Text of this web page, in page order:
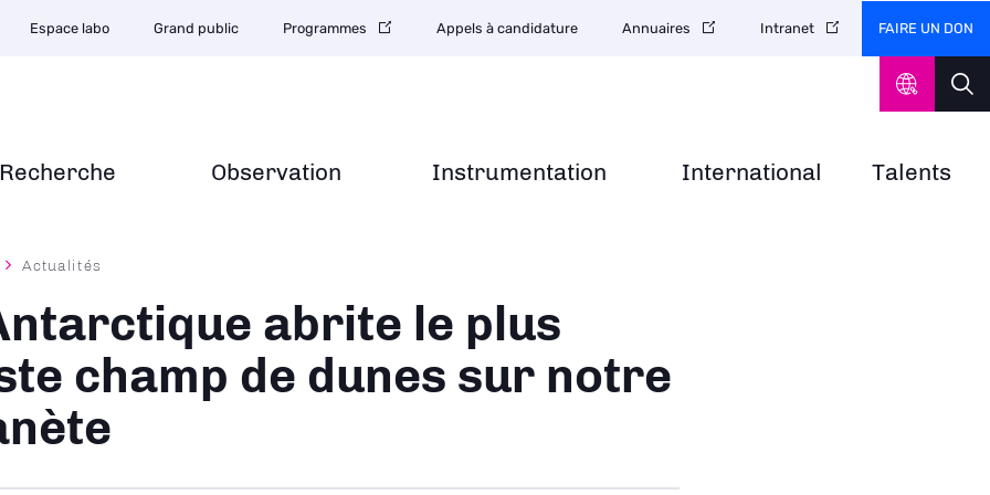
Recherche Observation Instrumentation International Talents
Espace labo Grand public Programmes Appels à candidature Annuaires Intranet FAIRE UN DON
Actualités
abrite le plus
champ de dunes sur notre